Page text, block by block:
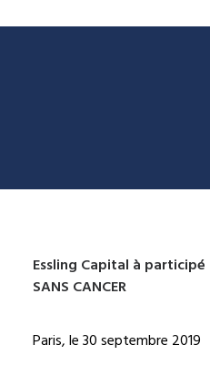
Essling Capital à participé
SANS CANCER
Paris, le 30 septembre 2019